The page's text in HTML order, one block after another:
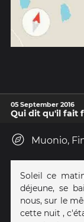
05 September 2016
Qui dit qu'il fait
Muonio,
Soleil ce
déjeune, se
nous, sur le
cette nuit ,